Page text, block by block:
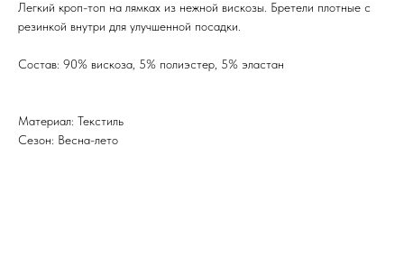
Легкий кроп-топ на лямках из нежной вискозы. Бретели плотные с
резинкой внутри для улучшенной посадки.
Состав: 90% вискоза, 5% полиэстер, 5% эластан
Материал: Текстиль
Сезон: Весна-лето